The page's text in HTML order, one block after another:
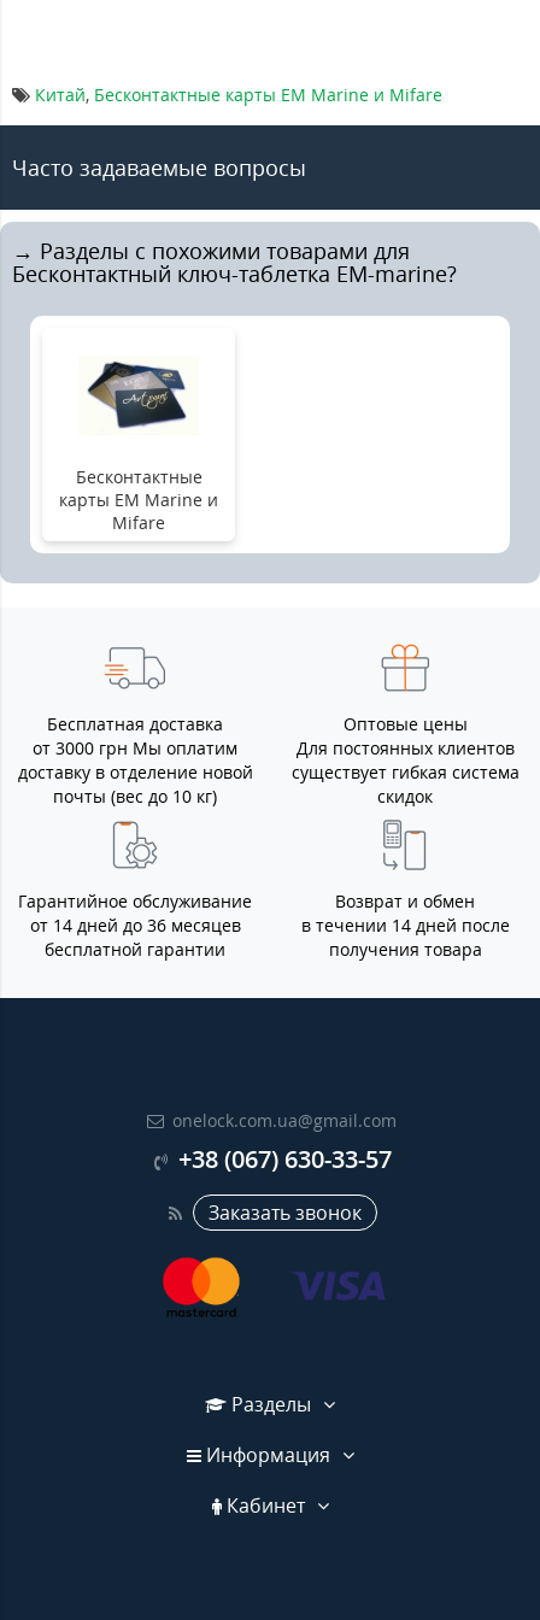
Китай, Бесконтактные карты EM Marine и Mifare
Часто задаваемые вопросы
→ Разделы с похожими товарами для
Бесконтактный ключ-таблетка EM-marine?
Бесконтактные
карты EM Marine и
Mifare
Бесплатная доставка
от 3000 грн Мы оплатим
доставку в отделение новой
почты (вес до 10 кг)
Оптовые цены
Для постоянных клиентов
существует гибкая система
скидок
Гарантийное обслуживание
от 14 дней до 36 месяцев
бесплатной гарантии
Возврат и обмен
в течении 14 дней после
получения товара
onelock.com.ua@gmail.com
+38 (067) 630-33-57
Заказать звонок
Разделы
Информация
Кабинет